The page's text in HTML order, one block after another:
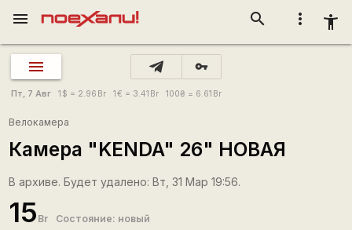
more_vert accessibility_new
search
menu
vpn_key
Пт, 7 Авг 1 $ = 2.96 Br 1€ = 3.41 Br 100₴ = 6.61 Br
Велокамера
Камера "KENDA" 26" НОВАЯ
В архиве. Будет удалено: Вт, 31 Мар 19:56.
15 Br Состояние: новый